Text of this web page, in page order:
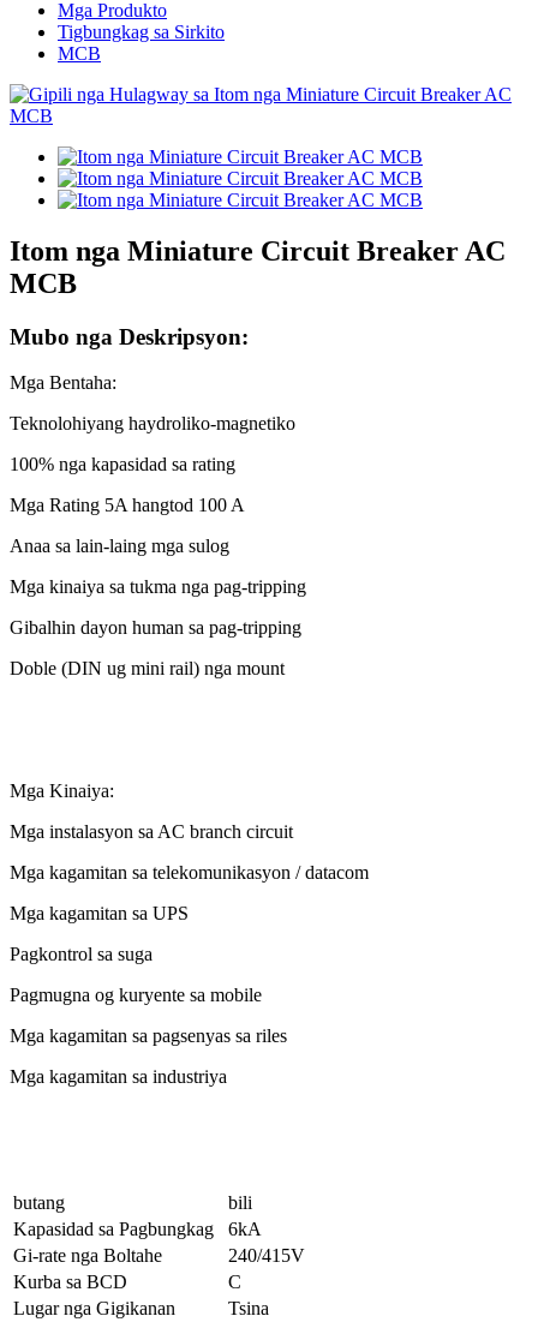
Mga Produkto
Tigbungkag sa Sirkito
MCB
Itom nga Miniature Circuit Breaker AC
MCB
Mubo nga Deskripsyon:
Mga Bentaha:
Teknolohiyang haydroliko-magnetiko
100% nga kapasidad sa rating
Mga Rating 5A hangtod 100 A
Anaa sa lain-laing mga sulog
Mga kinaiya sa tukma nga pag-tripping
Gibalhin dayon human sa pag-tripping
Doble (DIN ug mini rail) nga mount
Mga Kinaiya:
Mga instalasyon sa AC branch circuit
Mga kagamitan sa telekomunikasyon / datacom
Mga kagamitan sa UPS
Pagkontrol sa suga
Pagmugna og kuryente sa mobile
Mga kagamitan sa pagsenyas sa riles
Mga kagamitan sa industriya
butang
bili
Kapasidad sa Pagbungkag
6kA
Gi-rate nga Boltahe
240/415V
Kurba sa BCD
C
Lugar nga Gigikanan
Tsina